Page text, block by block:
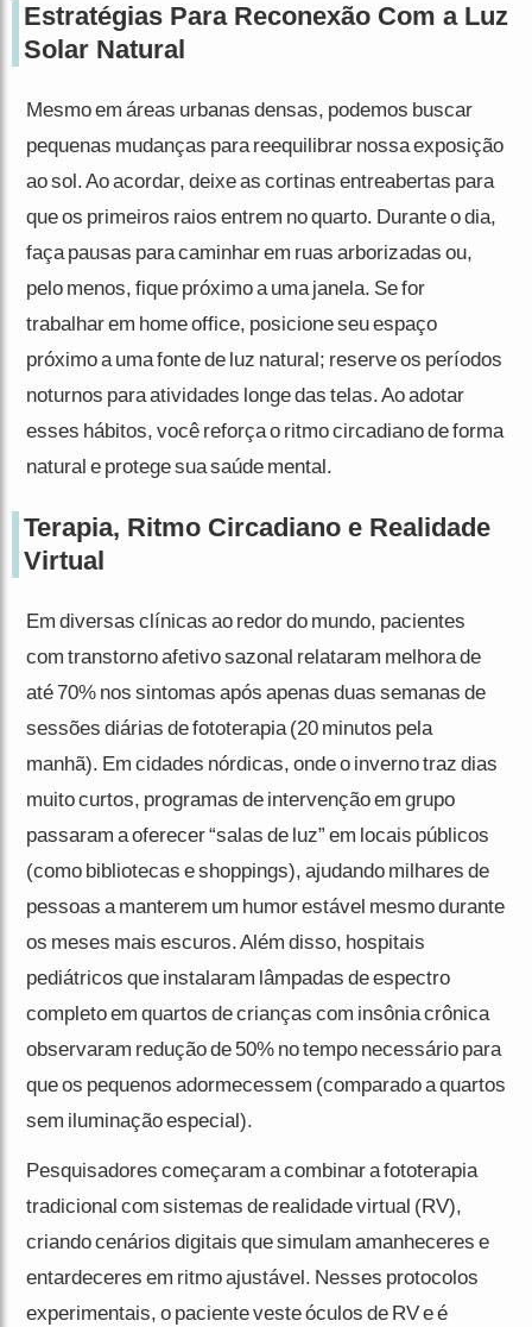
Estratégias Para Reconexão Com a Luz
Solar Natural
Mesmo em áreas urbanas densas, podemos buscar
pequenas mudanças para reequilibrar nossa exposição
ao sol. Ao acordar, deixe as cortinas entreabertas para
que os primeiros raios entrem no quarto. Durante o dia,
faça pausas para caminhar em ruas arborizadas ou,
pelo menos, fique próximo a uma janela. Se for
trabalhar em home office, posicione seu espaço
próximo a uma fonte de luz natural; reserve os períodos
noturnos para atividades longe das telas. Ao adotar
esses hábitos, você reforça o ritmo circadiano de forma
natural e protege sua saúde mental.
Terapia, Ritmo Circadiano e Realidade
Virtual
Em diversas clínicas ao redor do mundo, pacientes
com transtorno afetivo sazonal relataram melhora de
até 70% nos sintomas após apenas duas semanas de
sessões diárias de fototerapia (20 minutos pela
manhã). Em cidades nórdicas, onde o inverno traz dias
muito curtos, programas de intervenção em grupo
passaram a oferecer “salas de luz” em locais públicos
(como bibliotecas e shoppings), ajudando milhares de
pessoas a manterem um humor estável mesmo durante
os meses mais escuros. Além disso, hospitais
pediátricos que instalaram lâmpadas de espectro
completo em quartos de crianças com insônia crônica
observaram redução de 50% no tempo necessário para
que os pequenos adormecessem (comparado a quartos
sem iluminação especial).
Pesquisadores começaram a combinar a fototerapia
tradicional com sistemas de realidade virtual (RV),
criando cenários digitais que simulam amanheceres e
entardeceres em ritmo ajustável. Nesses protocolos
experimentais, o paciente veste óculos de RV e é